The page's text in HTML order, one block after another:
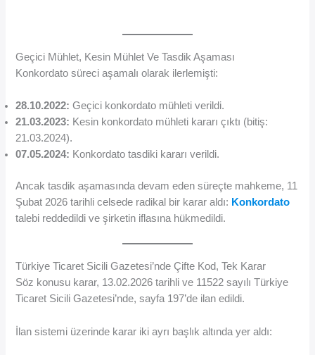
Geçici Mühlet, Kesin Mühlet Ve Tasdik Aşaması
Konkordato süreci aşamalı olarak ilerlemişti:
28.10.2022: Geçici konkordato mühleti verildi.
21.03.2023: Kesin konkordato mühleti kararı çıktı (bitiş:
21.03.2024).
07.05.2024: Konkordato tasdiki kararı verildi.
Ancak tasdik aşamasında devam eden süreçte mahkeme, 11
Şubat 2026 tarihli celsede radikal bir karar aldı: Konkordato
talebi reddedildi ve şirketin iflasına hükmedildi.
Türkiye Ticaret Sicili Gazetesi’nde Çifte Kod, Tek Karar
Söz konusu karar, 13.02.2026 tarihli ve 11522 sayılı Türkiye
Ticaret Sicili Gazetesi’nde, sayfa 197’de ilan edildi.
İlan sistemi üzerinde karar iki ayrı başlık altında yer aldı: